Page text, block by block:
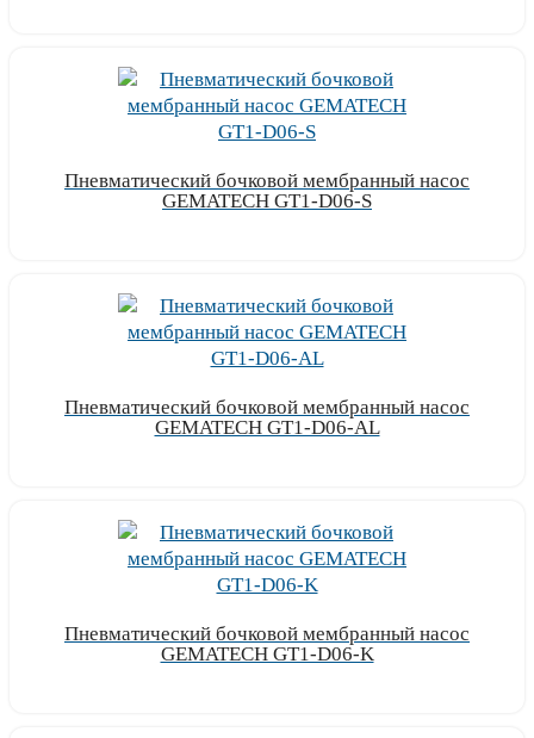
Пневматический бочковой мембранный насос
GEMATECH GT1-D06-S
Пневматический бочковой мембранный насос
GEMATECH GT1-D06-AL
Пневматический бочковой мембранный насос
GEMATECH GT1-D06-K